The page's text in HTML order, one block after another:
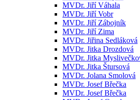
MVDr. Jiří Váhala
MVDr. Jiří Vobr
MVDr. Jiří Zábojník
MVDr. Jiří Zima
MVDr. Jiřina Sedláková
MVDr. Jitka Drozdová
MVDr. Jitka
MVDr. Jitka Štursová
MVDr. Jolana Smolová
MVDr. Josef Břečka
MVDr. Josef Břečka